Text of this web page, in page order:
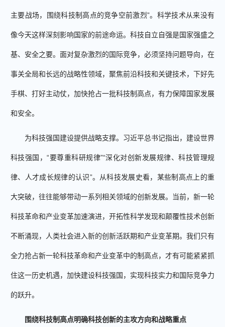
主要战场，围绕科技制高点的竞争空前激烈”。科学技术从来没有
像今天这样深刻影响国家的前途命运。科技自立自强是国家强盛之
基、安全之要。面对复杂激烈的国际竞争，必须坚持问题导向，在
事关全局和长远的战略性领域，聚焦前沿科技和关键技术，下好先
手棋、打好主动仗，加快抢占一批科技制高点，有力保障国家发展
和安全。
为科技强国建设提供战略支撑。习近平总书记指出，建设世界
科技强国，“要尊重科研规律”“深化对创新发展规律、科技管理规
律、人才成长规律的认识”。从科技发展史看，某些制高点上的重
大突破，往往能够带动一系列相关领域的创新发展。当前，新一轮
科技革命和产业变革加速演进，开拓性科学发现和颠覆性技术创新
不断涌现，人类社会进入新的创新活跃期和产业变革期。我们只有
全力抢占新一轮科技革命和产业变革中的制高点，才有可能紧紧抓
住这一历史机遇，加快建设科技强国，实现科技实力和国际竞争力
的跃升。
围绕科技制高点明确科技创新的主攻方向和战略重点